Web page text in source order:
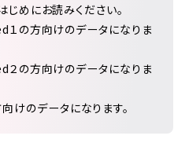
めにお読みください。
１の方向けのデータになりま
２の方向けのデータになりま
けのデータになります。